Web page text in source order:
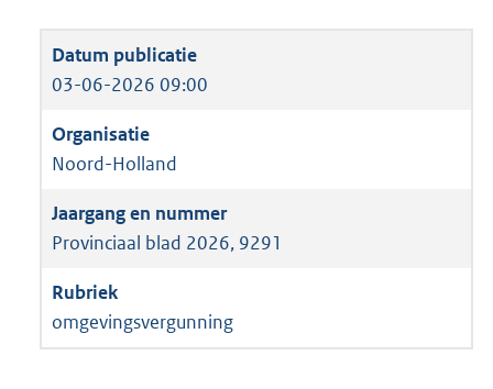
03-06-2026 09:00
Noord-Holland
Provinciaal blad 2026, 9291
omgevingsvergunning